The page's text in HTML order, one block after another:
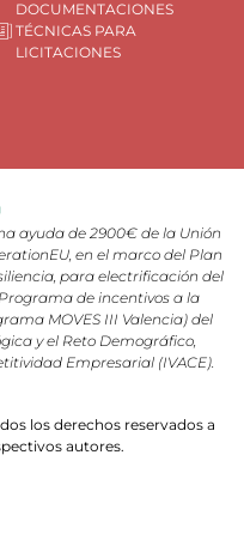
DOCUMENTACIONES
TÉCNICAS PARA
LICITACIONES
ayuda de 2900€ de la Unión
en el marco del Plan
para electrificación del
de incentivos a la
MOVES III Valencia) del
y el Reto Demográfico,
Empresarial (IVACE).
los derechos reservados a
autores.